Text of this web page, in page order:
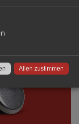
Allen zustimmen